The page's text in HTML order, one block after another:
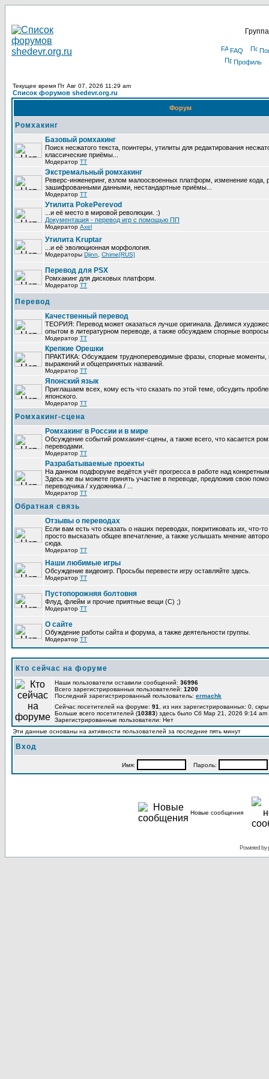
FAQ
Профиль
Текущее время Пт Авг 07, 2026 11:29 am
Список форумов shedevr.org.ru
Форум
Ромхакинг
Базовый ромхакинг
Поиск несжатого текста, поинтеры, утилиты для редактирования
классические приёмы...
Модератор TT
Экстремальный ромхакинг
Реверс-инженеринг, взлом малоосвоенных платформ, изменение кода,
зашифрованными данными, нестандартные приёмы...
Модератор TT
Утилита PokePerevod
...и её место в мировой революции. :)
Документация - перевод игр с помощью ПП
Модератор Axel
Утилита Kruptar
...и её эволюционная морфология.
Модераторы Djinn Chime[RUS]
Перевод для PSX
Ромхакинг для дисковых платформ.
Модератор TT
Перевод
Качественный перевод
ТЕОРИЯ: Перевод может оказаться лучше оригинала. Делимся
опытом в литературном переводе, а также обсуждаем спорные вопросы
Модератор TT
Крепкие Орешки
ПРАКТИКА: Обсуждаем труднопереводимые фразы, спорные моменты,
выражений и общепринятых названий.
Модератор TT
Японский язык
Приглашаем всех, кому есть что сказать по этой теме, обсудить
японского.
Модератор TT
Ромхакинг-сцена
Ромхакинг в России и в мире
Обсуждение событий ромхакинг-сцены, а также всего, что касается
переводами.
Модератор TT
Разрабатываемые проекты
На данном подфоруме ведётся учёт прогресса в работе над
Здесь же вы можете принять участие в переводе, предложив свою
переводчика / художника / ...
Модератор TT
Обратная связь
Отзывы о переводах
Если вам есть что сказать о наших переводах, покритиковать их, что-
просто высказать общее впечатление, а также услышать мнение
сюда.
Модератор TT
Наши любимые игры
Обсуждение видеоигр. Просьбы перевести игру оставляйте здесь.
Модератор TT
Пустопорожняя болтовня
Флуд, флейм и прочие приятные вещи (C) ;)
Модератор TT
О сайте
Обуждение работы сайта и форума, а также деятельности группы.
Модератор TT
Кто сейчас на форуме
Наши пользователи оставили сообщений: 36996
Всего зарегистрированных пользователей: 1200
Последний зарегистрированный пользователь: ermachk
Сейчас посетителей на форуме: 91
, из них зарегистрированных: 0,
Больше всего посетителей (10383) здесь было Сб Мар 21, 2026 9:14 am
Зарегистрированные пользователи: Нет
Эти данные основаны на активности пользователей за последние пять минут
Вход
Имя: Пароль:
Новые сообщения
Powered by